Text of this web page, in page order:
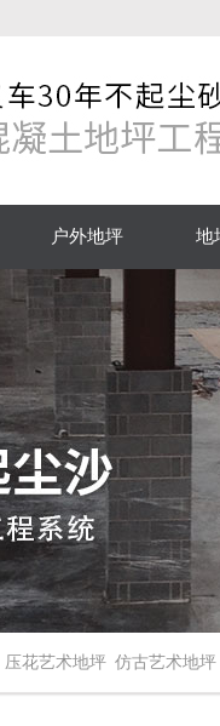
户外地坪 地
压花艺术地坪 仿古艺术地坪